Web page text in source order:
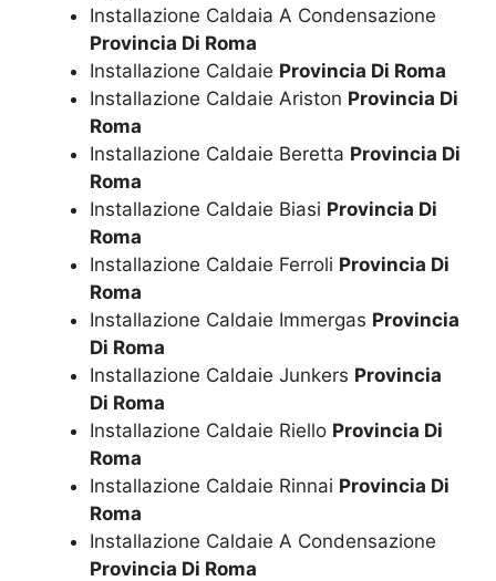
Installazione Caldaia A Condensazione
Provincia Di Roma
Installazione Caldaie Provincia Di Roma
Installazione Caldaie Ariston Provincia Di
Roma
Installazione Caldaie Beretta Provincia Di
Roma
Installazione Caldaie Biasi Provincia Di
Roma
Installazione Caldaie Ferroli Provincia Di
Roma
Installazione Caldaie Immergas Provincia
Di Roma
Installazione Caldaie Junkers Provincia
Di Roma
Installazione Caldaie Riello Provincia Di
Roma
Installazione Caldaie Rinnai Provincia Di
Roma
Installazione Caldaie A Condensazione
Provincia Di Roma